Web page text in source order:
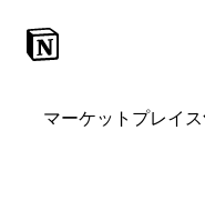
マーケットプレイス